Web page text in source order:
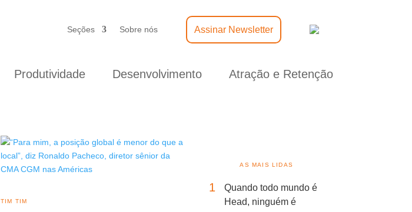
Seções Sobre nós Assinar Newsletter
Produtividade Desenvolvimento Atração e Retenção
TIM TIM
AS MAIS LIDAS
1
Quando todo mundo é
Head, ninguém é